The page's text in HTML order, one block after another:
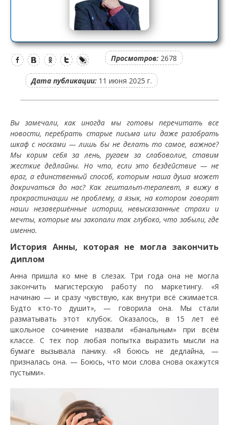
Просмотров: 2678
Дата публикации: 11 июня 2025 г.
Вы замечали, как иногда мы готовы перечитать все
новости, перебрать старые письма или даже разобрать
шкаф с носками — лишь бы не делать то самое, важное?
Мы корим себя за лень, ругаем за слабоволие, ставим
жесткие дедлайны. Но что, если это бездействие — не
враг, а единственный способ, которым наша душа может
докричаться до нас? Как гештальт-терапевт, я вижу в
прокрастинации не проблему, а язык, на котором говорят
наши незавершённые истории, невысказанные страхи и
мечты, которые мы закопали так глубоко, что забыли, где
именно.
История Анны, которая не могла закончить
диплом
Анна пришла ко мне в слезах. Три года она не могла
закончить магистерскую работу по маркетингу. «Я
начинаю — и сразу чувствую, как внутри всё сжимается.
Будто кто-то душит», — говорила она. Мы стали
разматывать этот клубок. Оказалось, в 15 лет её
школьное сочинение назвали «банальным» при всём
классе. С тех пор любая попытка выразить мысли на
бумаге вызывала панику. «Я боюсь не дедлайна, —
призналась она. — Боюсь, что мои слова снова окажутся
пустыми».